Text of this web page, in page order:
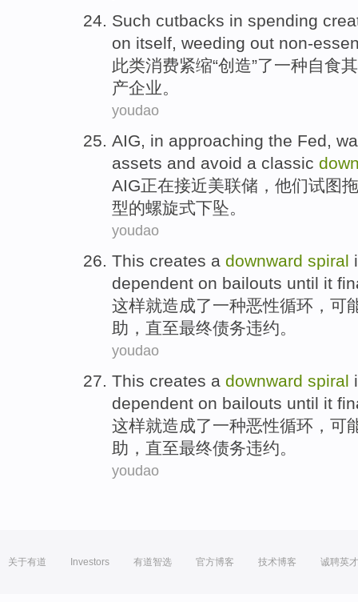
Such cutbacks in spending
on itself, weeding out non-
此类消费紧缩“创造”了一种自食
产企业。
youdao
AIG, in approaching the Fed,
assets and avoid a classic
AIG正在接近美联储 ，他们试图
型的螺旋式下坠。
youdao
This creates a downward spiral
dependent on bailouts until it
这样就造成了一种恶性循环 ，可
助 ， 直至最终债务违约。
youdao
This creates a downward spiral
dependent on bailouts until it
这样就造成了一种恶性循环 ，可
助 ， 直至最终债务违约。
youdao
关于有道 Investors 有道智选 官方博客 技术博客 诚聘英才